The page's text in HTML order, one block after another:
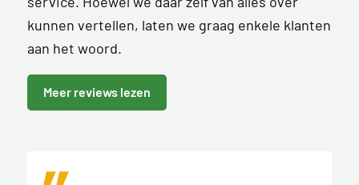
kunnen vertellen, laten we graag enkele klanten
aan het woord.
Meer reviews lezen